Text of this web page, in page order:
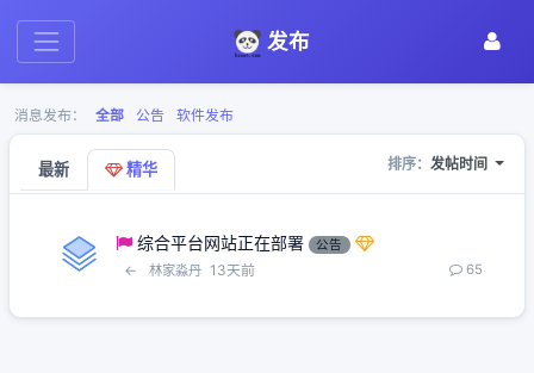
发布
消息发布： 全部 公告 软件发布
最新 精华 排序：发帖时间
综合平台网站正在部署 公告
← 林家淼丹 13天前 65